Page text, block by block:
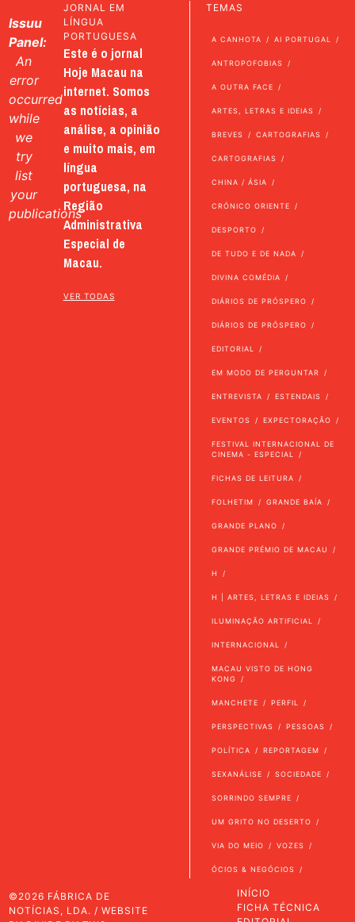
Issuu
Panel:
An
error
occurred
while
we
try
list
your
publications
JORNAL EM
LÍNGUA
PORTUGUESA
Este é o jornal
Hoje Macau na
internet. Somos
as notícias, a
análise, a opinião
e muito mais, em
língua
portuguesa, na
Região
Administrativa
Especial de
Macau.
VER TODAS
TEMAS
A CANHOTA AI PORTUGAL
ANTROPOFOBIAS
A OUTRA FACE
ARTES, LETRAS E IDEIAS
BREVES CARTOGRAFIAS
CARTOGRAFIAS
CHINA / ÁSIA
CRÓNICO ORIENTE
DESPORTO
DE TUDO E DE NADA
DIVINA COMÉDIA
DIÁRIOS DE PRÓSPERO
DIÁRIOS DE PRÓSPERO
EDITORIAL
EM MODO DE PERGUNTAR
ENTREVISTA ESTENDAIS
EVENTOS EXPECTORAÇÃO
FESTIVAL INTERNACIONAL DE
CINEMA - ESPECIAL
FICHAS DE LEITURA
FOLHETIM GRANDE BAÍA
GRANDE PLANO
GRANDE PRÉMIO DE MACAU
H
H | ARTES, LETRAS E IDEIAS
ILUMINAÇÃO ARTIFICIAL
INTERNACIONAL
MACAU VISTO DE HONG
KONG
MANCHETE PERFIL
PERSPECTIVAS PESSOAS
POLÍTICA REPORTAGEM
SEXANÁLISE SOCIEDADE
SORRINDO SEMPRE
UM GRITO NO DESERTO
VIA DO MEIO VOZES
ÓCIOS & NEGÓCIOS
©2026 FÁBRICA DE
NOTÍCIAS, LDA. / WEBSITE
INÍCIO
FICHA TÉCNICA